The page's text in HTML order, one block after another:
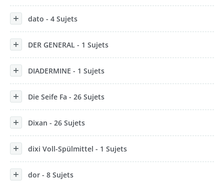
dato - 4 Sujets
DER GENERAL - 1 Sujets
DIADERMINE - 1 Sujets
Die Seife Fa - 26 Sujets
Dixan - 26 Sujets
dixi Voll-Spülmittel - 1 Sujets
dor - 8 Sujets